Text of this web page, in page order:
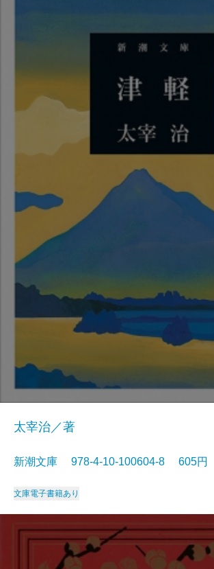
太宰治／著
新潮文庫 978-4-10-100604-8 605円
文庫電子書籍あり